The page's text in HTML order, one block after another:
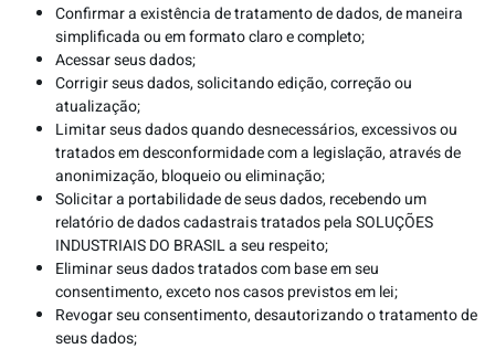
Confirmar a existência de tratamento de dados, de maneira
simplificada ou em formato claro e completo;
Acessar seus dados;
Corrigir seus dados, solicitando edição, correção ou
atualização;
Limitar seus dados quando desnecessários, excessivos ou
tratados em desconformidade com a legislação, através de
anonimização, bloqueio ou eliminação;
Solicitar a portabilidade de seus dados, recebendo um
relatório de dados cadastrais tratados pela SOLUÇÕES
INDUSTRIAIS DO BRASIL a seu respeito;
Eliminar seus dados tratados com base em seu
consentimento, exceto nos casos previstos em lei;
Revogar seu consentimento, desautorizando o tratamento de
seus dados;